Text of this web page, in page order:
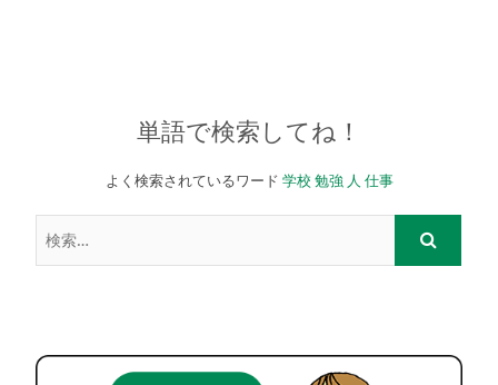
単語で検索してね！
よく検索されているワード 学校 勉強 人 仕事